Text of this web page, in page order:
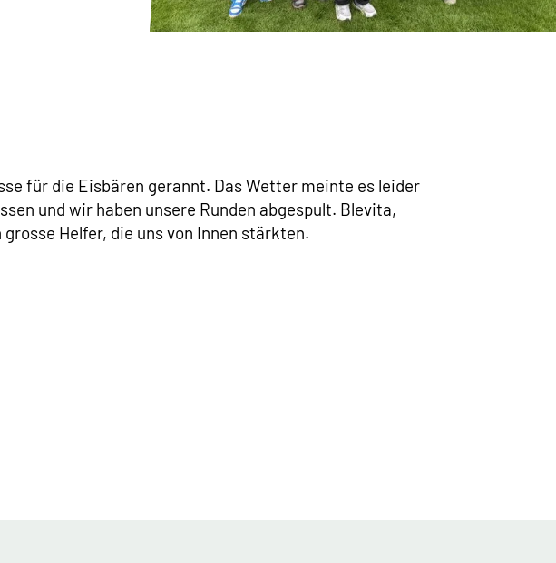
für die Eisbären gerannt. Das Wetter meinte es leider
und wir haben unsere Runden abgespult. Blevita,
Helfer, die uns von Innen stärkten.